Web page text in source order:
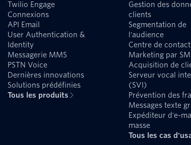
Twilio Engage
Connexions
API Email
User Authentication &
Identity
Messagerie MMS
PSTN Voice
Dernières innovations
Solutions prédéfinies
Tous les produits
Gestion des
clients
Segmentation de
l'audience
Centre de contact
Marketing par
Acquisition de
Serveur vocal
(SVI)
Prévention des
Messages texte
Expéditeur d'e-
masse
Tous les cas